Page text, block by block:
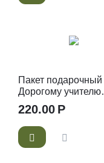
Пакет подарочный
Дорогому учителю
27х23х11 см
220.00 Р